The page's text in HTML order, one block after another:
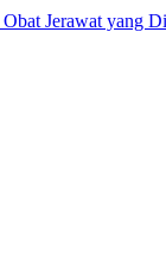
Next
Obat Jerawat yang